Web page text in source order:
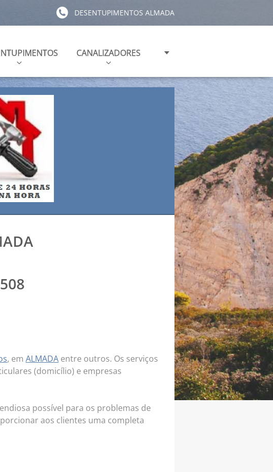
DESENTUPIMENTOS ALMADA
CANALIZADORES
, em ALMADA entre outros. Os serviços
(domicílio) e empresas
possível para os problemas de
aos clientes uma completa